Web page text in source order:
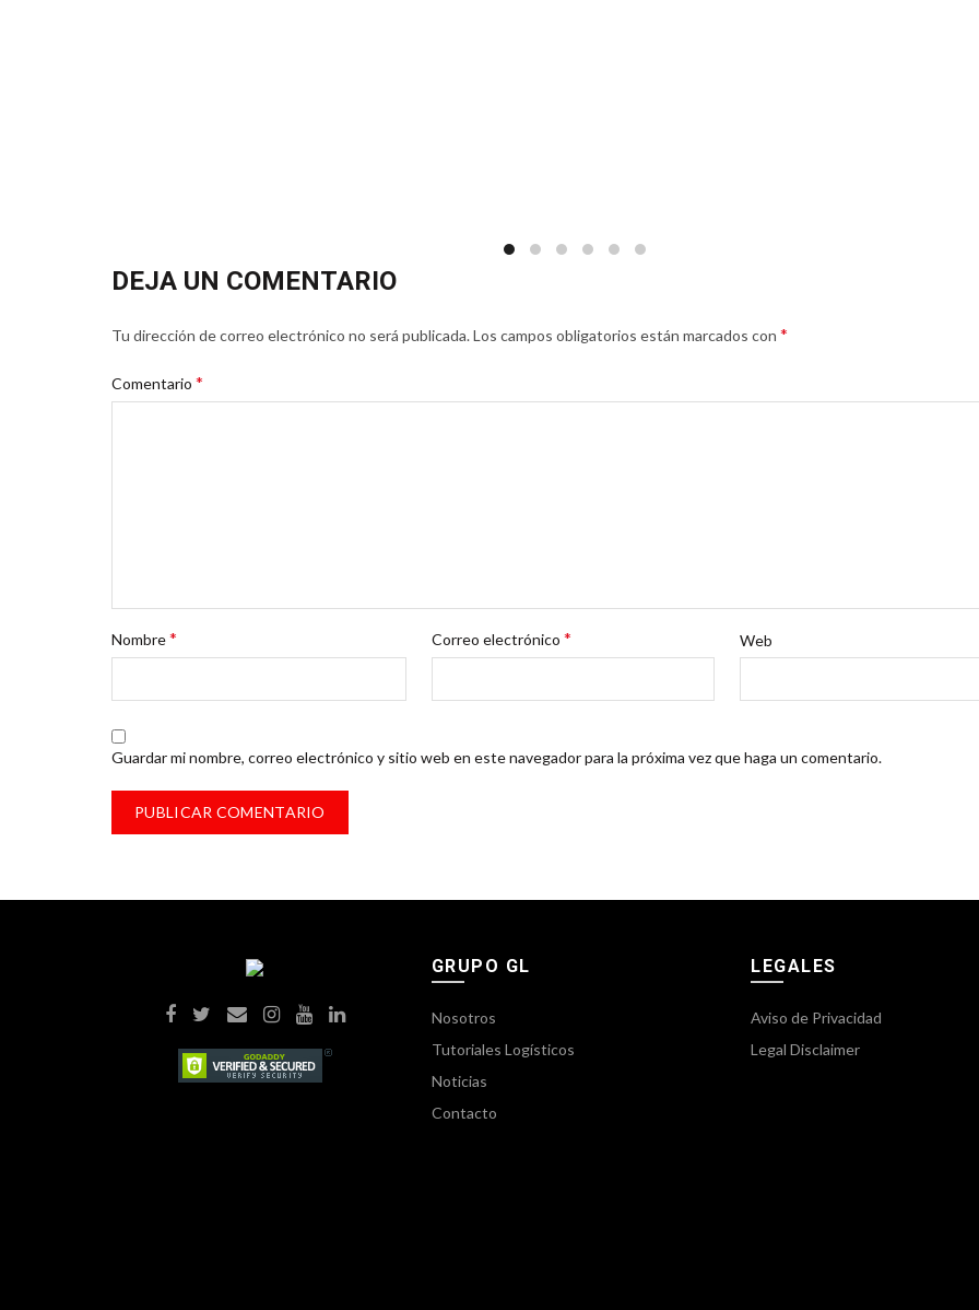
DEJA UN COMENTARIO
Tu dirección de correo electrónico no será publicada.Los campos obligatorios están marcados con *
Comentario *
Nombre* Correo electrónico * Web
Guardar mi nombre, correo electrónico y sitio web en este navegador para la próxima vez que haga un comentario.
GRUPO GL
Nosotros
Tutoriales Logísticos
Noticias
Contacto
LEGALES
Aviso de Privacidad
Legal Disclaimer